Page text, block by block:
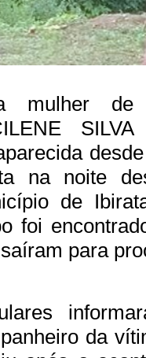
mulher de
na noite
de
foi
para
da